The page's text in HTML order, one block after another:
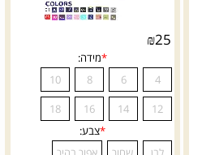
₪25